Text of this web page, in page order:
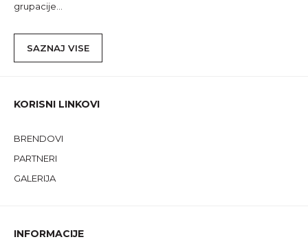
grupacije...
SAZNAJ VISE
KORISNI LINKOVI
BRENDOVI
PARTNERI
GALERIJA
INFORMACIJE